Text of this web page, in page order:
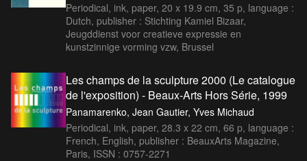
Periodical, ink, paper, 20 x 19.9 cm, 35 p, language :
Dutch, publisher : Stichting Kamiel Bizaar,
Jeugddienst voor creatieve expressie en
kunstzinnige vorming vzw, Brussel
Les champs de la sculpture 2000 (Le catalogue
de l'exposition) - Beaux-Arts Hors Série, 1999
Panamarenko, Jean Gautier, Yves Michaud
Periodical, ink, paper, 28.3 x 22 cm, 66 p, language :
French, English, publisher : BeauxArts Magazine,
Paris, ISSN : 0757-2271